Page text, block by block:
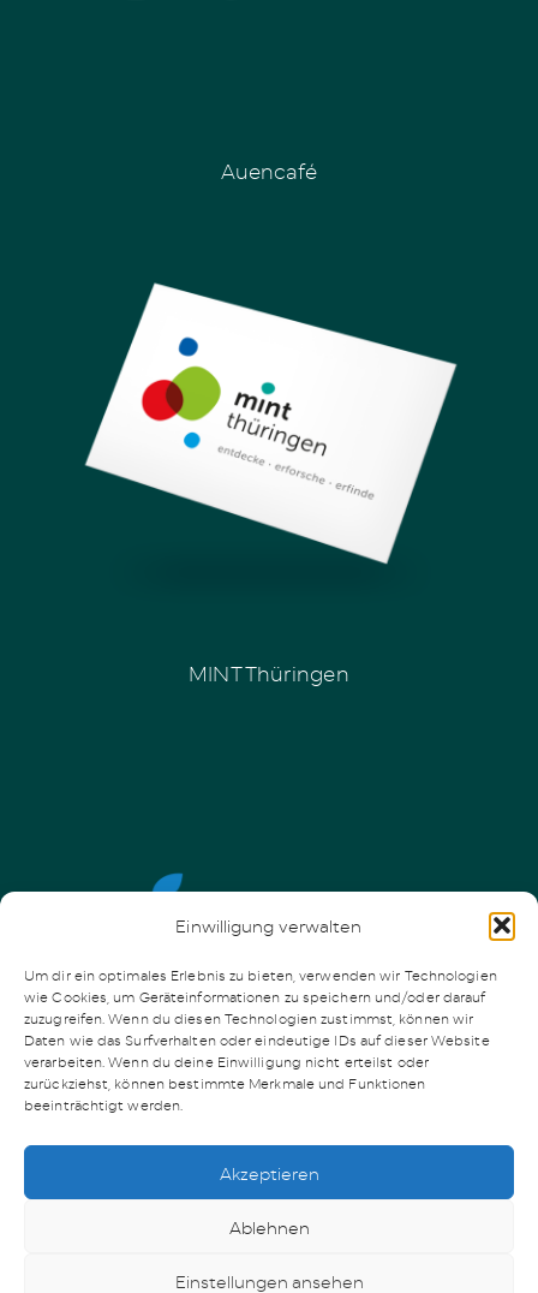
Einwilligung verwalten
Um dir ein optimales Erlebnis zu bieten, verwenden wir Technologien
wie Cookies, um Geräteinformationen zu speichern und/oder darauf
zuzugreifen. Wenn du diesen Technologien zustimmst, können wir
Daten wie das Surfverhalten oder eindeutige IDs auf dieser Website
verarbeiten. Wenn du deine Einwilligung nicht erteilst oder
zurückziehst, können bestimmte Merkmale und Funktionen
beeinträchtigt werden.
Akzeptieren
Ablehnen
Einstellungen ansehen
Auencafé
MINT Thüringen
Ilmtal Streuobst e.V.